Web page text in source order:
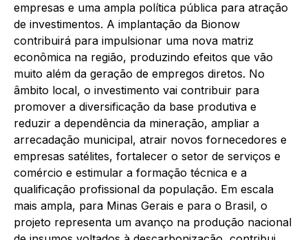
empresas e uma ampla política pública para atração
de investimentos. A implantação da Bionow
contribuirá para impulsionar uma nova matriz
econômica na região, produzindo efeitos que vão
muito além da geração de empregos diretos. No
âmbito local, o investimento vai contribuir para
promover a diversificação da base produtiva e
reduzir a dependência da mineração, ampliar a
arrecadação municipal, atrair novos fornecedores e
empresas satélites, fortalecer o setor de serviços e
comércio e estimular a formação técnica e a
qualificação profissional da população. Em escala
mais ampla, para Minas Gerais e para o Brasil, o
projeto representa um avanço na produção nacional